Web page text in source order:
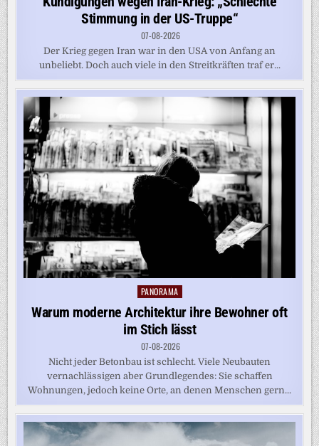
Stimmung in der US-Truppe“
07-08-2026
Der Krieg gegen Iran war in den USA von Anfang an
unbeliebt. Doch auch viele in den Streitkräften traf er...
Posted
in
PANORAMA
Warum moderne Architektur ihre Bewohner oft
im Stich lässt
07-08-2026
Nicht jeder Betonbau ist schlecht. Viele Neubauten
vernachlässigen aber Grundlegendes: Sie schaffen
Wohnungen, jedoch keine Orte, an denen Menschen gern...